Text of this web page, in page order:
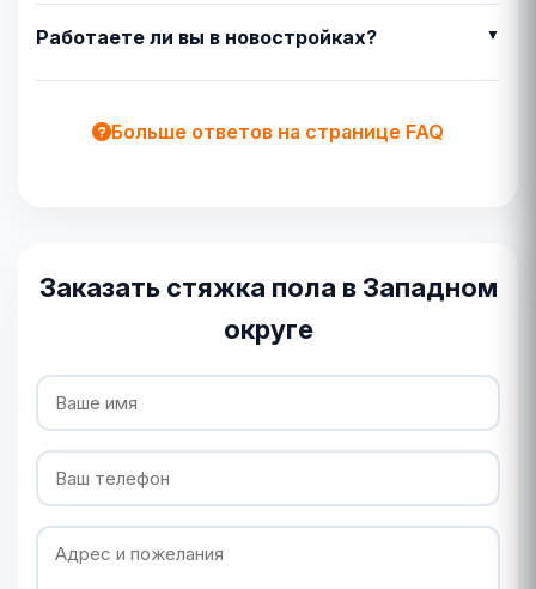
Работаете ли вы в новостройках?
Больше ответов на странице FAQ
Заказать стяжка пола в Западном
округе